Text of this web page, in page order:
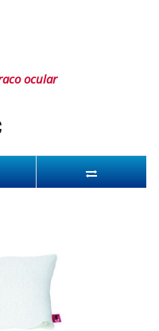
ocular